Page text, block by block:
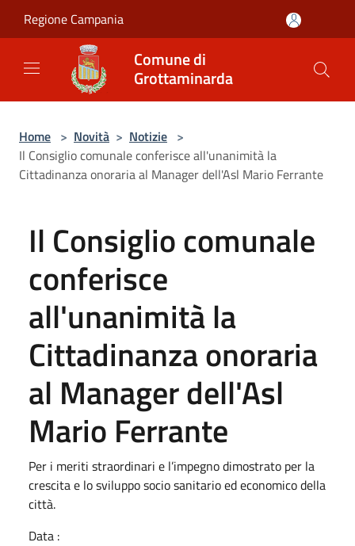
Regione Campania
Comune di
Grottaminarda
Home > Novità > Notizie >
Il Consiglio comunale conferisce all'unanimità la
Cittadinanza onoraria al Manager dell'Asl Mario Ferrante
Il Consiglio comunale
conferisce
all'unanimità la
Cittadinanza onoraria
al Manager dell'Asl
Mario Ferrante
Per i meriti straordinari e l’impegno dimostrato per la
crescita e lo sviluppo socio sanitario ed economico della
città.
Data :